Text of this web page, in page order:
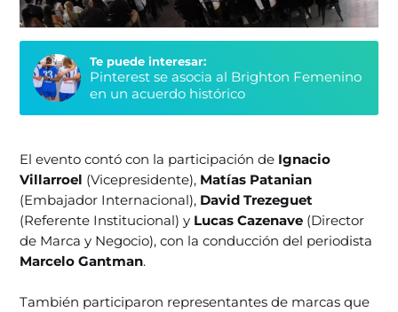
Te puede interesar:
Pinterest se asocia al Brighton Femenino
en un acuerdo histórico
El evento contó con la participación de Ignacio
Villarroel (Vicepresidente), Matías Patanian
(Embajador Internacional), David Trezeguet
(Referente Institucional) y Lucas Cazenave (Director
de Marca y Negocio), con la conducción del periodista
Marcelo Gantman.
También participaron representantes de marcas que